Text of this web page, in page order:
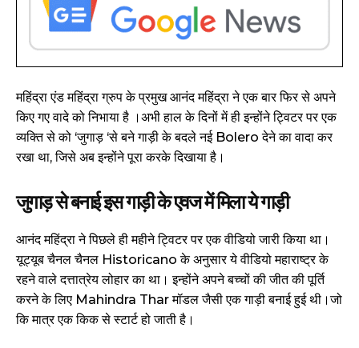
महिंद्रा एंड महिंद्रा ग्रुप के प्रमुख आनंद महिंद्रा ने एक बार फिर से अपने
किए गए वादे को निभाया है ।अभी हाल के दिनों में ही इन्होंने ट्विटर पर एक
व्यक्ति से को ‘जुगाड़ ‘से बने गाड़ी के बदले नई Bolero देने का वादा कर
रखा था, जिसे अब इन्होंने पूरा करके दिखाया है।
जुगाड़ से बनाई इस गाड़ी के एवज में मिला ये गाड़ी
आनंद महिंद्रा ने पिछले ही महीने ट्विटर पर एक वीडियो जारी किया था।
यूट्यूब चैनल चैनल Historicano के अनुसार ये वीडियो महाराष्ट्र के
रहने वाले दत्तात्रेय लोहार का था। इन्होंने अपने बच्चों की जीत की पूर्ति
करने के लिए Mahindra Thar मॉडल जैसी एक गाड़ी बनाई हुई थी।जो
कि मात्र एक किक से स्टार्ट हो जाती है।